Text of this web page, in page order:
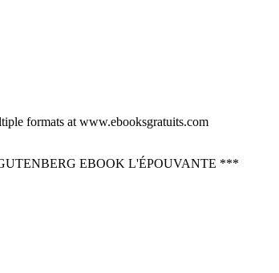
formats at www.ebooksgratuits.com
EBOOK L'ÉPOUVANTE ***